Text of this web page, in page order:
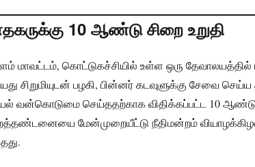
10 ஆண்டு சிறை உறுதி
மாவட்டம், கொட்டுகச்சியில் உள்ள ஒரு தேவாலயத்தில்
சிறுமியுடன் பழகி, பின்னர் கடவுளுக்கு சேவை
வன்கொடுமை செய்ததற்காக விதிக்கப்பட்ட 10
மேன்முறையீட்டு நீதிமன்றம்